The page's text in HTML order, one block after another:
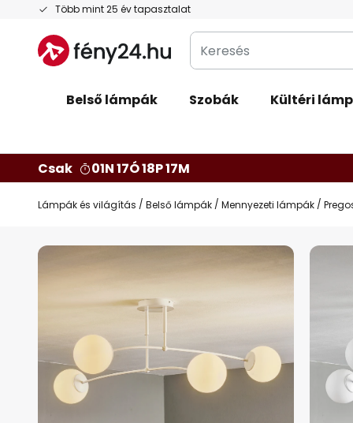
Több mint 25 év tapasztalat
Ugrás
tartalomhoz
Keresés
Belső lámpák Szobák Kültéri
Csak
01N 17Ó 18P 16M
Lámpák és világítás Belső lámpák Mennyezeti lámpák
Ugrás